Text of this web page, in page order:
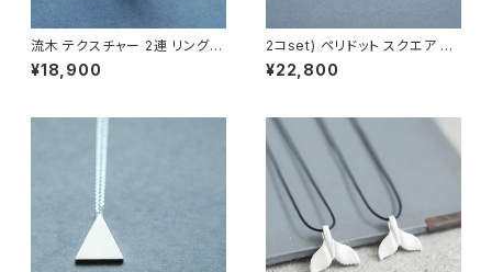
流木 テクスチャー 2連 リング
シルバー925 メンズ ユニセック
ス
¥18,900
2コset) ペリドット スクエア ペ
ア ネックレス シルバー925
¥22,800